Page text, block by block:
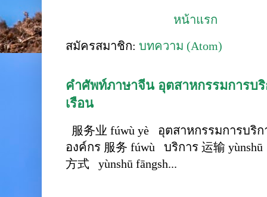
หน้าแรก
สมัครสมาชิก: บทความ (Atom)
คำศัพท์ภาษาจีน อุตสาหกรรมการบ
เรือน
服务业 fúwù yè อุตสาหกรรมการบริ
องค์กร 服务 fúwù บริการ 运输
方式 yùnshū fāngsh...